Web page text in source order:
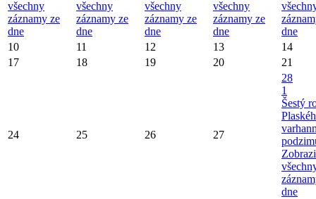
všechny
záznamy ze
dne
všechny
záznamy ze
dne
všechny
záznamy ze
dne
všechny
záznamy ze
dne
dne
10
11 12 13
14
17
18 19 20 21
24 25 26 27
28
1
Šestý
dne